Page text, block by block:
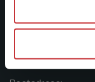
046-31 20 00